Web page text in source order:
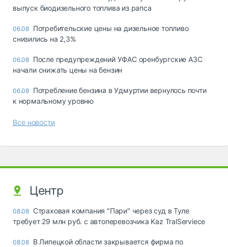
выпуск биодизельного топлива из рапса
06.08 Потребительские цены на дизельное топливо
снизились на 2,3%
06.08 После предупреждений УФАС оренбургские АЗС
начали снижать цены на бензин
06.08 Потребление бензина в Удмуртии вернулось почти
к нормальному уровню
Все новости
Центр
08.08 Страховая компания "Пари" через суд в Туле
требует 29 млн руб. с автоперевозчика Kaz TralServiece
08.08 В Липецкой области закрывается фирма по